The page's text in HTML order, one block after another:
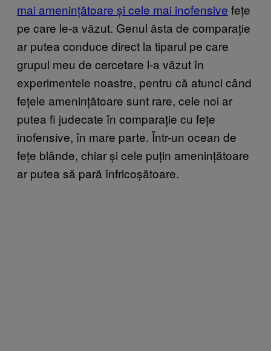
mai amenințătoare și cele mai inofensive fețe
pe care le-a văzut. Genul ăsta de comparație
ar putea conduce direct la tiparul pe care
grupul meu de cercetare l-a văzut în
experimentele noastre, pentru că atunci când
fețele amenințătoare sunt rare, cele noi ar
putea fi judecate în comparație cu fețe
inofensive, în mare parte. Într-un ocean de
fețe blânde, chiar și cele puțin amenințătoare
ar putea să pară înfricoșătoare.